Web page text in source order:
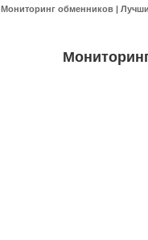
Мониторинг обменников |